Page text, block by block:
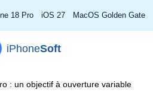
18 Pro iOS 27 MacOS Golden Gate
iPhoneSoft
: un objectif à ouverture variable